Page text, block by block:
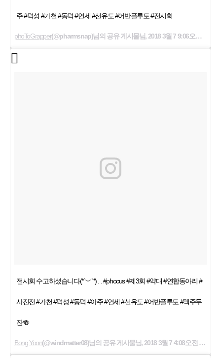
주 #덕성 #가천 #동덕 #연세 #선유도 #어반플루토 #전시회
phoToGrapper(@pharmsnap)님의 공유 게시물님,2018 3월 7 9:06오전 PST
전시회 수고하셨습니다(*´︶`*) . . #phocus #제3회 #약대 #연합동아리 #
사진전 #가천 #덕성 #동덕 #아주 #연세 #선유도 #어반플루토 #맥주두
잔🍻
Bong Yoon(@windmatter08)님의 공유 게시물님,2018 3월 7 4:08오전 PST